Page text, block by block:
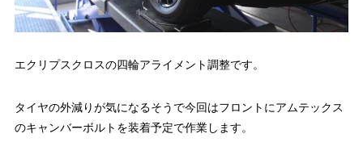
エクリプスクロスの四輪アライメント調整です。
タイヤの外減りが気になるそうで今回はフロントにアムテックス
のキャンバーボルトを装着予定で作業します。